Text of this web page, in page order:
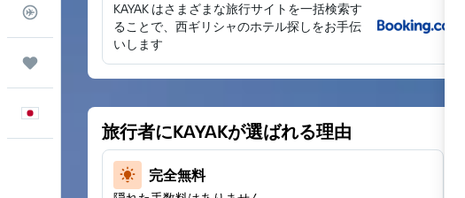
フライトトラッカー
日本語
KAYAK はさまざまな旅行サイトを一括検索す
ることで、西ギリシャのホテル探しをお手伝
いします
旅行者にKAYAKが選ばれる理由
完全無料